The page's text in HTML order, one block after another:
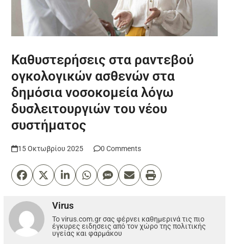
Καθυστερήσεις στα ραντεβού
ογκολογικών ασθενών στα
δημόσια νοσοκομεία λόγω
δυσλειτουργιών του νέου
συστήματος
15 Οκτωβρίου 2025 0 Comments
Virus
Το virus.com.gr σας φέρνει καθημερινά τις πιο
έγκυρες ειδησεις από τον χώρο της πολιτικής
υγείας και φαρμάκου